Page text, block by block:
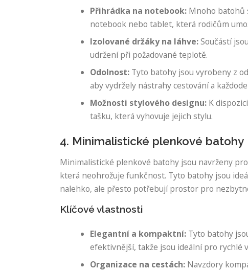
Přihrádka na notebook: Mnoho batohů
notebook nebo tablet, která rodičům
Izolované držáky na láhve:Součástí
udržení při požadované teplotě.
Odolnost: Tyto batohy jsou vyrobeny z
aby vydržely nástrahy cestování a
Možnosti stylového designu: K
tašku, která vyhovuje jejich stylu.
4. Minimalistické plenkové batohy
Minimalistické plenkové batohy jsou navrženy
která neohrožuje funkčnost. Tyto batohy jsou
nalehko, ale přesto potřebují prostor pro
Klíčové vlastnosti
Elegantní a kompaktní: Tyto batohy
efektivnější, takže jsou ideální pro rychlé
Organizace na cestách: Navzdory